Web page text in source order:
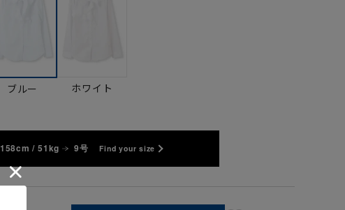
ブルー ホワイト
158cm / 51kg 9号 Find your size